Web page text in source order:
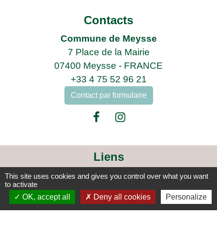
Contacts
Commune de Meysse
7 Place de la Mairie
07400 Meysse - FRANCE
+33 4 75 52 96 21
Contact par formulaire
Liens
Enedis
Adresses des agences EDF
Logement séniors
This site uses cookies and gives you control over what you want
to activate
OK, accept all
Deny all cookies Personalize